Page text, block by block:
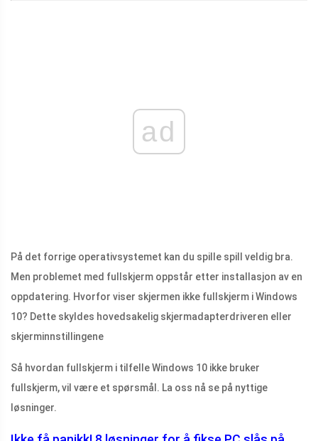
ad
På det forrige operativsystemet kan du spille spill veldig bra.
Men problemet med fullskjerm oppstår etter installasjon av en
oppdatering. Hvorfor viser skjermen ikke fullskjerm i Windows
10? Dette skyldes hovedsakelig skjermadapterdriveren eller
skjerminnstillingene
Så hvordan fullskjerm i tilfelle Windows 10 ikke bruker
fullskjerm, vil være et spørsmål. La oss nå se på nyttige
løsninger.